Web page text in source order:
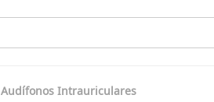
Audífonos Intrauriculares